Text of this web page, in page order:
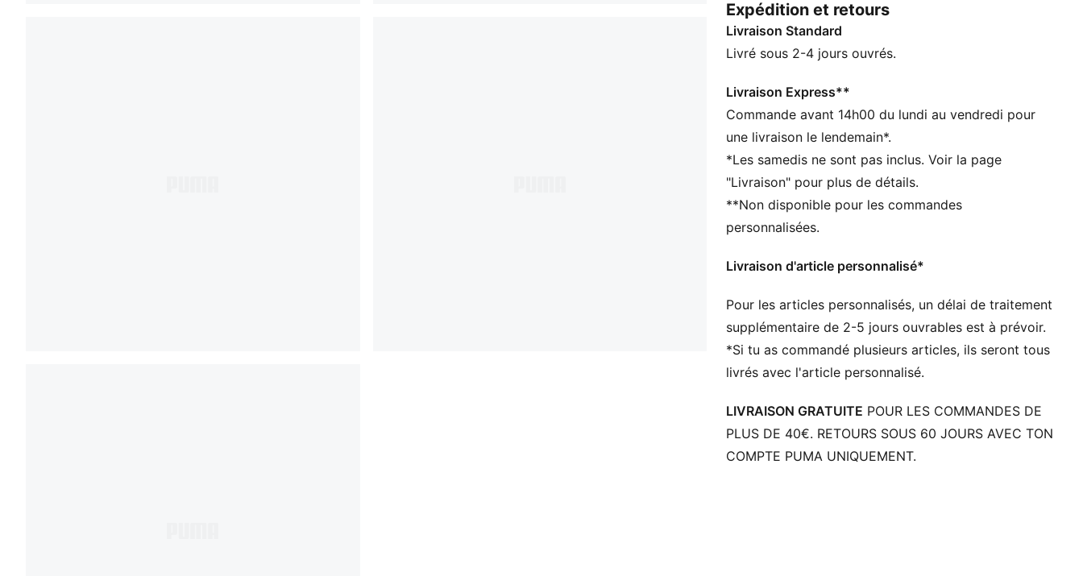
déclaration de style.
CARACTÉRISTIQUES + AVANTAGES
Confectionné avec un minimum de 20 % de coton
DÉTAILS
Coupe régulière
Jersey simple
Col rond
Manches courtes
Détails brandés PUMA
Expédition et retours
Livraison Standard
Livré sous 2-4 jours ouvrés.
Livraison Express**
Commande avant 14h00 du lundi au vendredi pour
une livraison le lendemain*.
*Les samedis ne sont pas inclus. Voir la page
"Livraison" pour plus de détails.
**Non disponible pour les commandes
personnalisées.
Livraison d'article personnalisé*
Pour les articles personnalisés, un délai de traitement
supplémentaire de 2-5 jours ouvrables est à prévoir.
*Si tu as commandé plusieurs articles, ils seront tous
livrés avec l'article personnalisé.
LIVRAISON GRATUITE POUR LES COMMANDES DE
PLUS DE 40€. RETOURS SOUS 60 JOURS AVEC TON
COMPTE PUMA UNIQUEMENT.